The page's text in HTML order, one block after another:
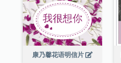
康乃馨花语明信片